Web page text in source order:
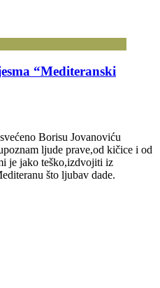
“Mediteranski
Borisu Jovanoviću
ljude prave,od kičice i od
je jako teško,izdvojiti iz
što ljubav dade.